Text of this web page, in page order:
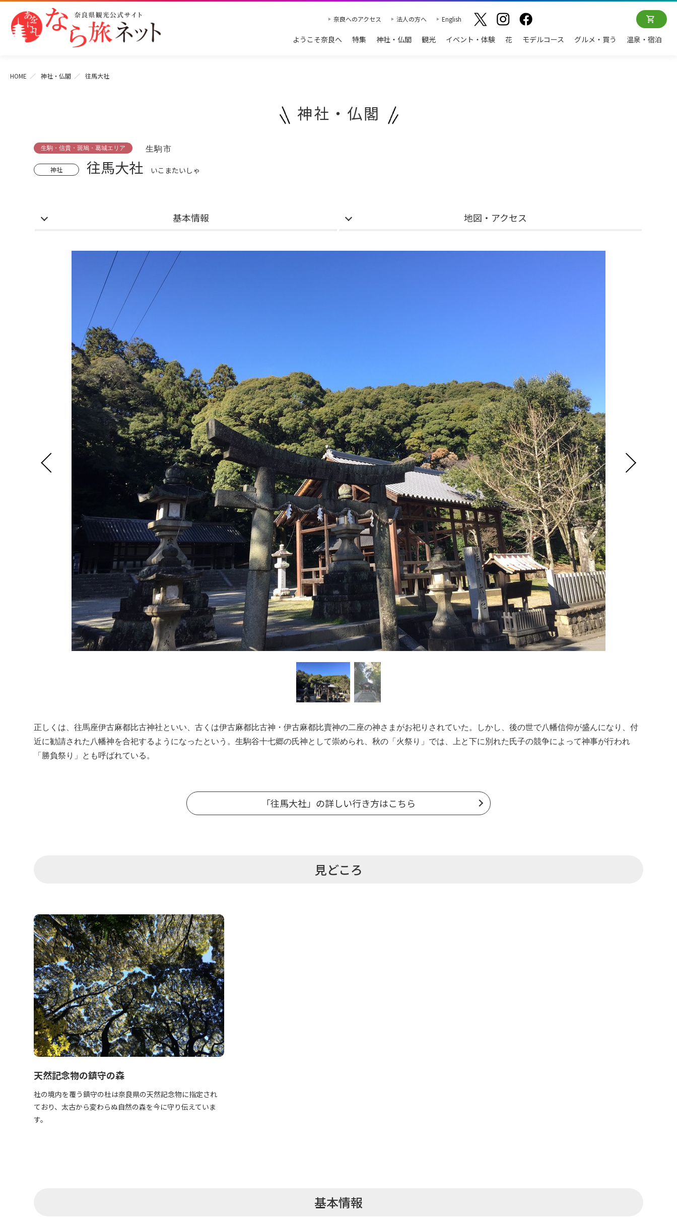
奈良へのアクセス 法人の方へ English
ようこそ奈良へ 特集 神社・仏閣 観光 イベント・体験 花 モデルコース グルメ・買う 温泉・宿泊
HOME 神社・仏閣 往馬大社
神社・仏閣
生駒・信貴・斑鳩・葛城エリア 生駒市
神社 往馬大社 いこまたいしゃ
基本情報 地図・アクセス
正しくは、往馬座伊古麻都比古神社といい、古くは伊古麻都比古神・伊古麻都比賣神の二座の神さまがお祀りされていた。しかし、後の世で八幡信仰が盛んになり、付
近に勧請された八幡神を合祀するようになったという。生駒谷十七郷の氏神として崇められ、秋の「火祭り」では、上と下に別れた氏子の競争によって神事が行われ
「勝負祭り」とも呼ばれている。
「往馬大社」の詳しい行き方はこちら
見どころ
天然記念物の鎮守の森
社の境内を覆う鎮守の杜は奈良県の天然記念物に指定され
ており、太古から変わらぬ自然の森を今に守り伝えていま
す。
基本情報